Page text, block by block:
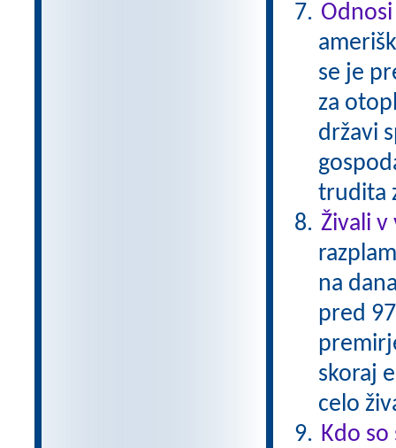
se je
za
državi
trudita
Živali
na
pred
skoraj
celo
Kdo